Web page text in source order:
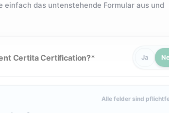
das untenstehende Formular aus und
Certita Certification? Ja
Alle felder sind